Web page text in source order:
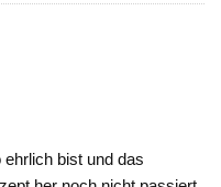
bist und das